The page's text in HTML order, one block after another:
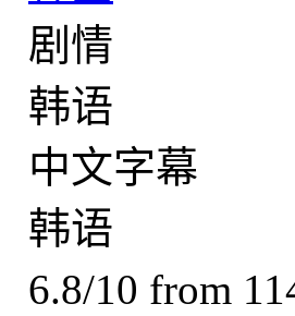
情
语
文字幕
韩语
10 from